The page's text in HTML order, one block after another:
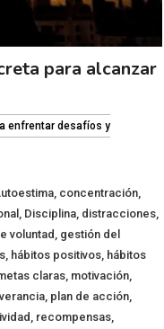
para alcanzar
enfrentar desafíos y
concentración
Disciplina distracciones
voluntad gestión del
hábitos positivos hábitos
claras motivación
plan de acción
recompensas